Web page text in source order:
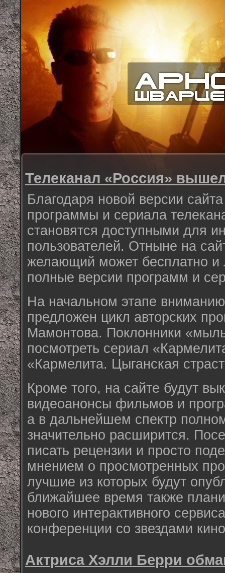
Телеканал «Россия»
Благодаря новой версии
программы и сериала
становятся доступными для
пользователей. Отныне на
желающий может бесплатно и
полные версии программ и
На начальном этапе
предложен цикл авторских
Мамонтова. Поклонники
посмотреть сериал
«Кармелита. Цыганская
Кроме того, на сайте будут
видеоанонсы фильмов и
а в дальнейшем спектр
значительно расширится.
писать рецензии и просто
мнением о просмотренных
лучшие из которых будут
ближайшее время также
нового интерактивного
конференции со звездами
Актриса Хэлли Берри